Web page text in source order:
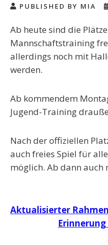
PUBLISHED BY MIA
Ab heute sind die
Mannschaftstraining
allerdings noch mit
werden.
Ab kommendem
Jugend-Training
Nach der offiziellen
auch freies Spiel für
möglich. Ab dann auch
Aktualisierter